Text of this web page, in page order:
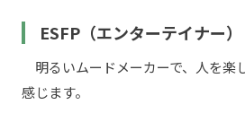
ESFP（エンターテイナー）
明るいムードメーカーで、人を楽
感じます。